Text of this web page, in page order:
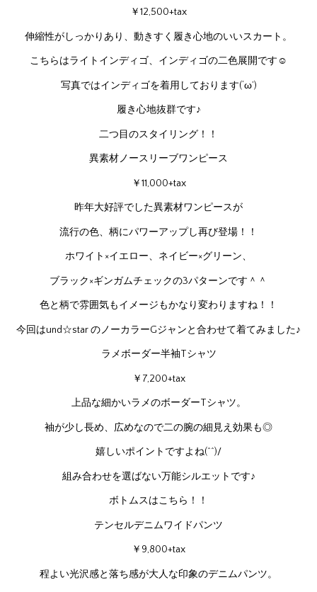
￥12,500+tax
伸縮性がしっかりあり、動きすく履き心地のいいスカート。
こちらはライトインディゴ、インディゴの二色展開です☺
写真ではインディゴを着用しております(‘ω’)
履き心地抜群です♪
二つ目のスタイリング！！
異素材ノースリーブワンピース
￥11,000+tax
昨年大好評でした異素材ワンピースが
流行の色、柄にパワーアップし再び登場！！
ホワイト×イエロー、ネイビー×グリーン、
ブラック×ギンガムチェックの3パターンです＾＾
色と柄で雰囲気もイメージもかなり変わりますね！！
今回はund☆star のノーカラーGジャンと合わせて着てみました♪
ラメボーダー半袖Tシャツ
￥7,200+tax
上品な細かいラメのボーダーTシャツ。
袖が少し長め、広めなので二の腕の細見え効果も◎
嬉しいポイントですよね(^^)/
組み合わせを選ばない万能シルエットです♪
ボトムスはこちら！！
テンセルデニムワイドパンツ
￥9,800+tax
程よい光沢感と落ち感が大人な印象のデニムパンツ。